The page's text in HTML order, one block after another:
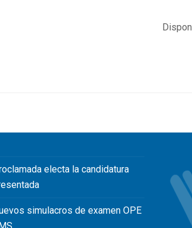
electa la candidatura
simulacros de examen OPE